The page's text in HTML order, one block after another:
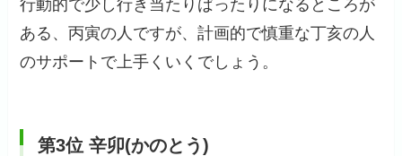
行動的で少し行き当たりばったりになるところが
ある、丙寅の人ですが、計画的で慎重な丁亥の人
のサポートで上手くいくでしょう。
第3位辛卯(かのとう)